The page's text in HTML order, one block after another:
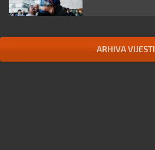
ARHIVA VIJESTI